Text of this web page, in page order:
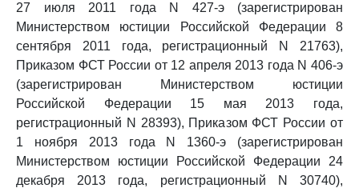
27 июля 2011 года N 427-э (зарегистрирован
Министерством юстиции Российской Федерации 8
сентября 2011 года, регистрационный N 21763),
Приказом ФСТ России от 12 апреля 2013 года N 406-э
(зарегистрирован Министерством юстиции
Российской Федерации 15 мая 2013 года,
регистрационный N 28393), Приказом ФСТ России от
1 ноября 2013 года N 1360-э (зарегистрирован
Министерством юстиции Российской Федерации 24
декабря 2013 года, регистрационный N 30740),